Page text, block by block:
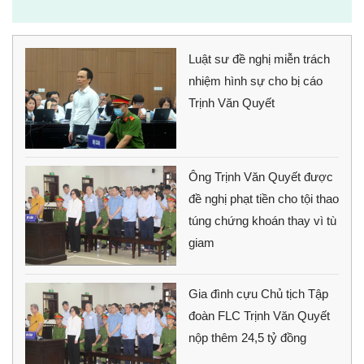
Luật sư đề nghị miễn trách
nhiệm hình sự cho bị cáo
Trịnh Văn Quyết
Ông Trịnh Văn Quyết được
đề nghị phạt tiền cho tội thao
túng chứng khoán thay vì tù
giam
Gia đình cựu Chủ tịch Tập
đoàn FLC Trịnh Văn Quyết
nộp thêm 24,5 tỷ đồng